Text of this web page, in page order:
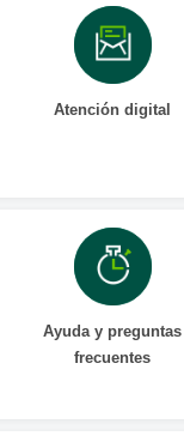
Atención digital
Ayuda y preguntas
frecuentes